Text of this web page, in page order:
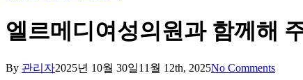
엘르메디여성의원과 함께해
By 관리자2025년 10월 30일11월 12th, 2025No Comments